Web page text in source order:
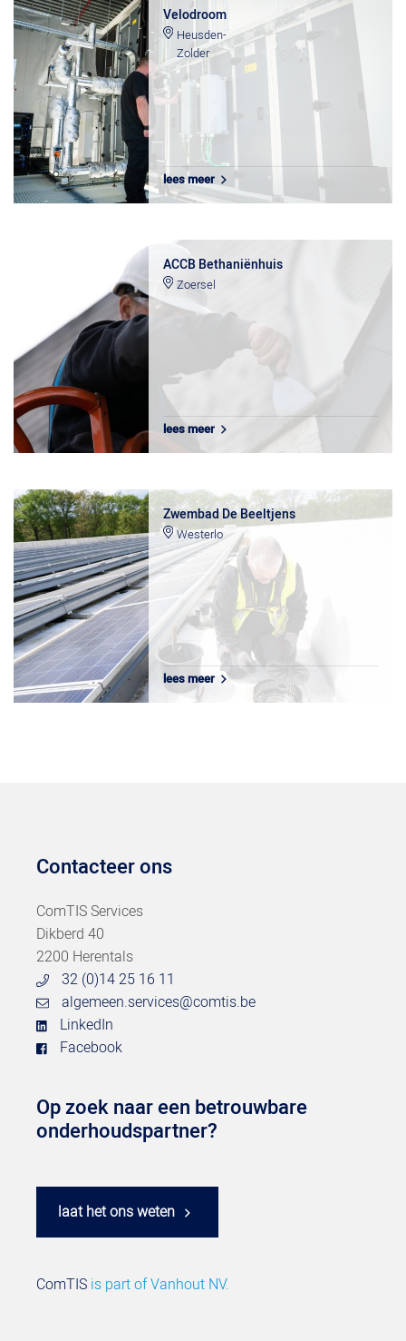
Velodroom
Heusden-
Zolder
lees meer
ACCB Bethaniënhuis
Zoersel
lees meer
Zwembad De Beeltjens
Westerlo
lees meer
Contacteer ons
ComTIS Services
Dikberd 40
2200 Herentals
32 (0)14 25 16 11
algemeen.services@comtis.be
LinkedIn
Facebook
Op zoek naar een betrouwbare
onderhoudspartner?
laat het ons weten
ComTIS is part ofVanhout NV.